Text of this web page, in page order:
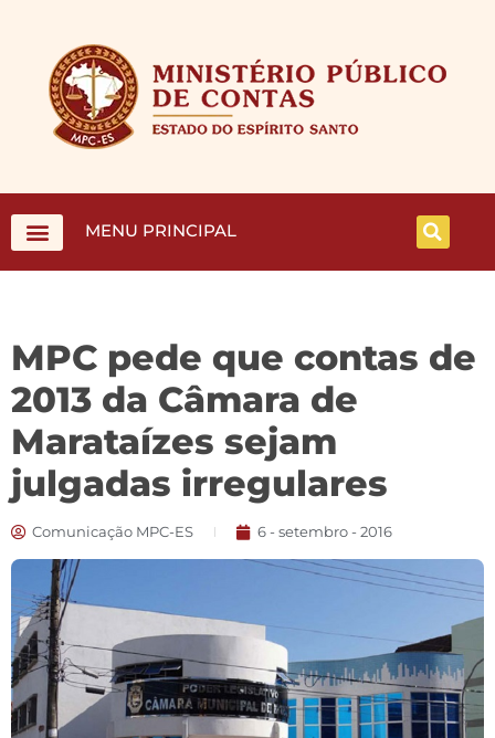
MENU PRINCIPAL
MPC pede que contas de
2013 da Câmara de
Marataízes sejam
julgadas irregulares
Comunicação MPC-ES 6 - setembro - 2016